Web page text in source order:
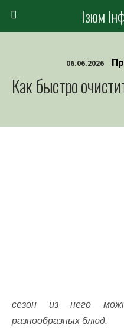
Ізюм
06.06.2026
Как быстро
сезон из него
разнообразных блюд.